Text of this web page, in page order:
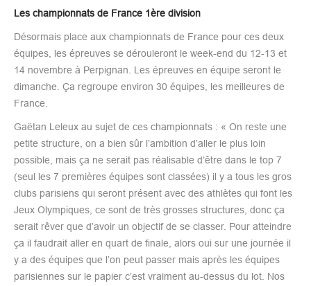
Les championnats de France 1ère division
Désormais place aux championnats de France pour ces deux
équipes, les épreuves se dérouleront le week-end du 12-13 et
14 novembre à Perpignan. Les épreuves en équipe seront le
dimanche. Ça regroupe environ 30 équipes, les meilleures de
France.
Gaëtan Leleux au sujet de ces championnats : « On reste une
petite structure, on a bien sûr l’ambition d’aller le plus loin
possible, mais ça ne serait pas réalisable d’être dans le top 7
(seul les 7 premières équipes sont classées) il y a tous les gros
clubs parisiens qui seront présent avec des athlètes qui font les
Jeux Olympiques, ce sont de très grosses structures, donc ça
serait rêver que d’avoir un objectif de se classer. Pour atteindre
ça il faudrait aller en quart de finale, alors oui sur une journée il
y a des équipes que l’on peut passer mais après les équipes
parisiennes sur le papier c’est vraiment au-dessus du lot. Nos